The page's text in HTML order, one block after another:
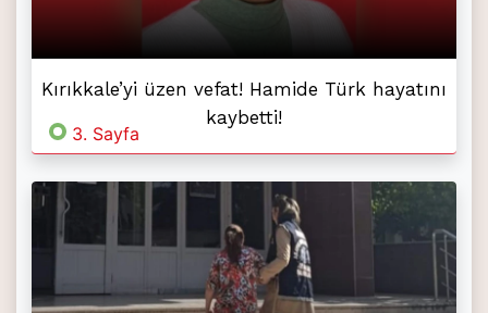
Kırıkkale’yi üzen vefat! Hamide Türk hayatını
kaybetti!
3. Sayfa